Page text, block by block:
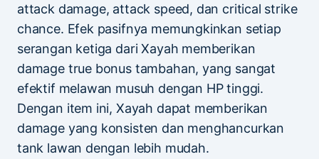
attack damage, attack speed, dan critical strike
chance. Efek pasifnya memungkinkan setiap
serangan ketiga dari Xayah memberikan
damage true bonus tambahan, yang sangat
efektif melawan musuh dengan HP tinggi.
Dengan item ini, Xayah dapat memberikan
damage yang konsisten dan menghancurkan
tank lawan dengan lebih mudah.